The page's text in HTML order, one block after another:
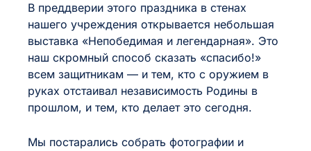
В преддверии этого праздника в стенах
нашего учреждения открывается небольшая
выставка «Непобедимая и легендарная». Это
наш скромный способ сказать «спасибо!»
всем защитникам — и тем, кто с оружием в
руках отстаивал независимость Родины в
прошлом, и тем, кто делает это сегодня.
Мы постарались собрать фотографии и